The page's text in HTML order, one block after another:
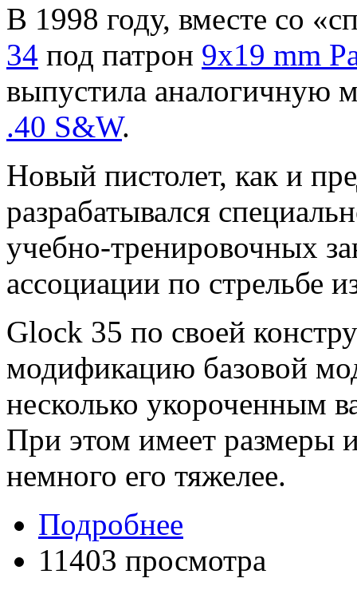
В 1998 году, вместе со
34 под патрон 9x19 mm
выпустила аналогичную
.40 S&W.
Новый пистолет, как и
разрабатывался
учебно-тренировочных
ассоциации по стрельбе
Glock 35 по своей
модификацию базовой
несколько укороченным
При этом имеет размеры
немного его тяжелее.
Подробнее
11403 просмотра